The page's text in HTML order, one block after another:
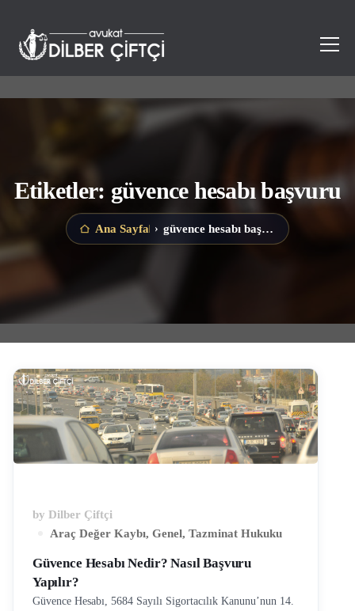
Etiketler: güvence hesabı başvuru
Ana Sayfa › güvence hesabı başvuru
by Dilber Çiftçi
Araç Değer Kaybı, Genel, Tazminat Hukuku
Güvence Hesabı Nedir? Nasıl Başvuru
Yapılır?
Güvence Hesabı, 5684 Sayılı Sigortacılık Kanunu’nun 14.